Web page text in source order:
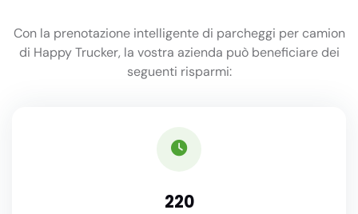
Con la prenotazione intelligente di parcheggi per camion
di Happy Trucker, la vostra azienda può beneficiare dei
seguenti risparmi:
220